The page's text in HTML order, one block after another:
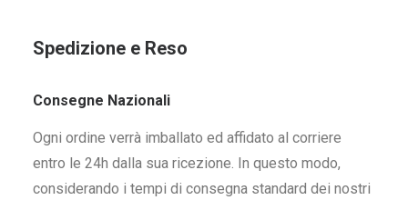
Spedizione e Reso
Consegne Nazionali
Ogni ordine verrà imballato ed affidato al corriere
entro le 24h dalla sua ricezione. In questo modo,
considerando i tempi di consegna standard dei nostri